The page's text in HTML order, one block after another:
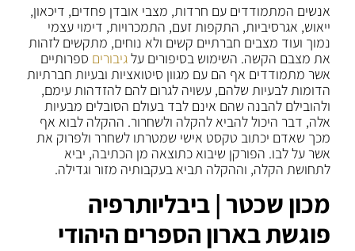
אנשים המתמודדים עם חרדות, מצבי אובדן פחדים, דיכאון,
ייאוש, אגרסיביות, התקפות זעם, התמכרויות, דימוי עצמי
נמוך ועוד מצבים חברתיים קשים ולא נוחים, מתקשים לזהות
את מצבם הקשה. השימוש בסיפורים עלגיבורים ספרותיים
אשר מתמודדים אף הם עם מגוון סיטואציות ובעיות חברתיות
הדומות לבעיות שלהם, עשויה לגרום להם להזדהות עימם,
ולהובילם להבנה שהם אינם לבד בעולם הסובלים מבעיות
אלה, דבר היכול להביא להקלה ולשחרור. ההקלה לבוא אף
מכך שאדם יכתוב טקסט אישי שמטרתו לשחרר ולפרוק את
אשר על לבו. הפורקן שיבוא כתוצאה מן הכתיבה, יביא
לתחושת הקלה, וההקלה תביא בעקבותיה מזור וגדילה.
מכון שכטר | ביבליותרפיה
פוגשת בארון הספרים היהודי